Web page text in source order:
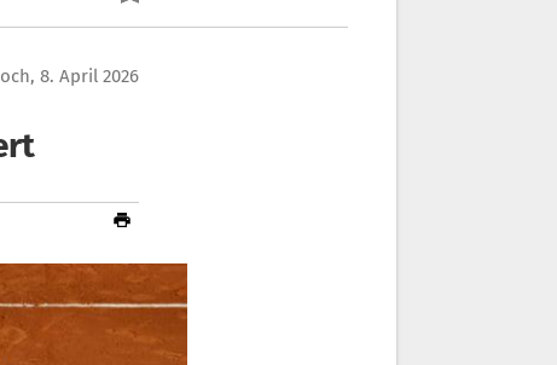
8. April 2026